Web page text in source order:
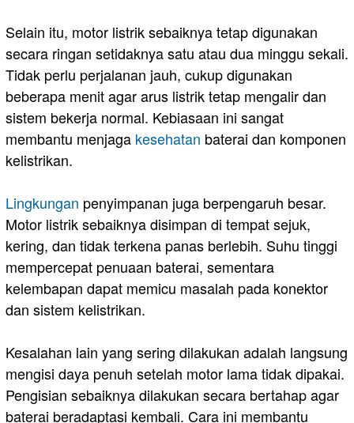
Selain itu, motor listrik sebaiknya tetap digunakan
secara ringan setidaknya satu atau dua minggu sekali.
Tidak perlu perjalanan jauh, cukup digunakan
beberapa menit agar arus listrik tetap mengalir dan
sistem bekerja normal. Kebiasaan ini sangat
membantu menjaga kesehatan baterai dan komponen
kelistrikan.
Lingkungan penyimpanan juga berpengaruh besar.
Motor listrik sebaiknya disimpan di tempat sejuk,
kering, dan tidak terkena panas berlebih. Suhu tinggi
mempercepat penuaan baterai, sementara
kelembapan dapat memicu masalah pada konektor
dan sistem kelistrikan.
Kesalahan lain yang sering dilakukan adalah langsung
mengisi daya penuh setelah motor lama tidak dipakai.
Pengisian sebaiknya dilakukan secara bertahap agar
baterai beradaptasi kembali. Cara ini membantu